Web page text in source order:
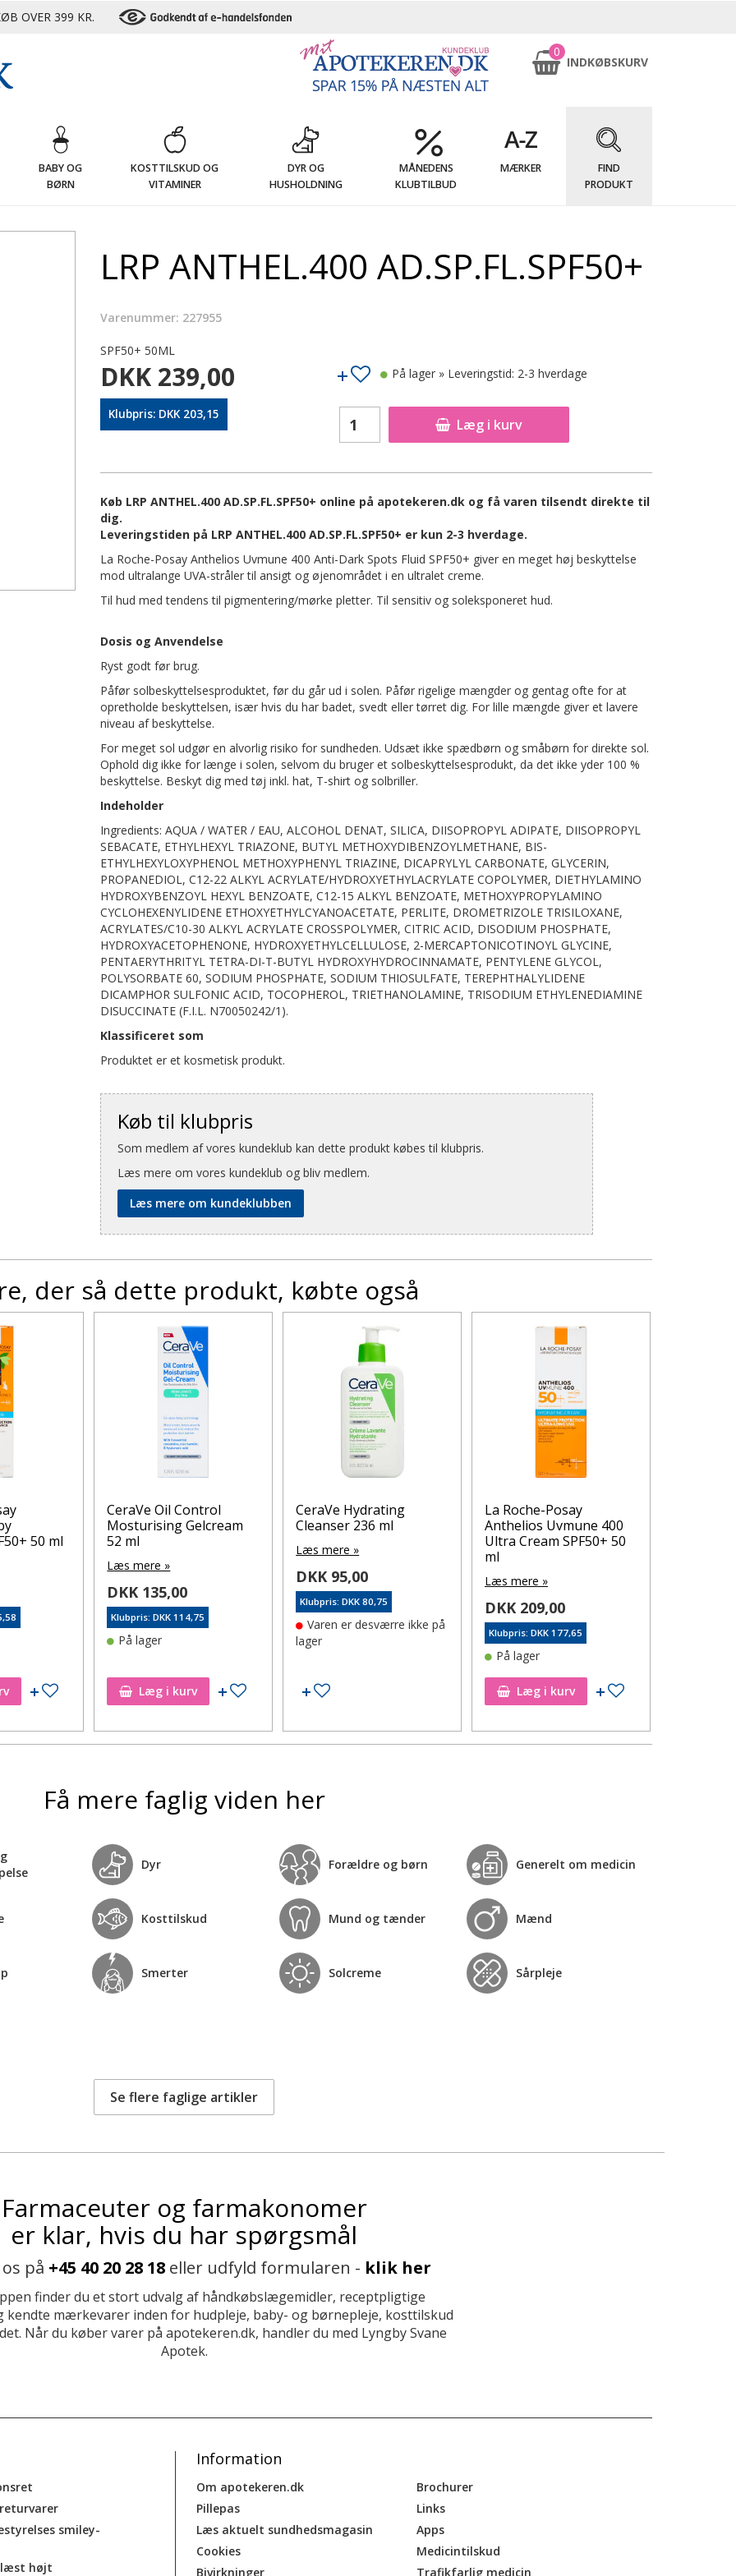
OVER 399 KR.
0
INDKØBSKURV
BABY OG
BØRN
KOSTTILSKUD OG
VITAMINER
DYR OG
HUSHOLDNING
MÅNEDENS
KLUBTILBUD
MÆRKER
FIND
PRODUKT
LRP ANTHEL.400 AD.SP.FL.SPF50+
Varenummer: 227955
SPF50+ 50ML
DKK 239,00
Klubpris: DKK 203,15
Læg i kurv
På lager » Leveringstid: 2-3 hverdage
Køb LRP ANTHEL.400 AD.SP.FL.SPF50+ online på apotekeren.dk og få varen tilsendt direkte til
dig.
Leveringstiden på LRP ANTHEL.400 AD.SP.FL.SPF50+ er kun 2-3 hverdage.
La Roche-Posay Anthelios Uvmune 400 Anti-Dark Spots Fluid SPF50+ giver en meget høj beskyttelse
mod ultralange UVA-stråler til ansigt og øjenområdet i en ultralet creme.
Til hud med tendens til pigmentering/mørke pletter. Til sensitiv og soleksponeret hud.
Dosis og Anvendelse
Ryst godt før brug.
Påfør solbeskyttelsesproduktet, før du går ud i solen. Påfør rigelige mængder og gentag ofte for at
opretholde beskyttelsen, især hvis du har badet, svedt eller tørret dig. For lille mængde giver et lavere
niveau af beskyttelse.
For meget sol udgør en alvorlig risiko for sundheden. Udsæt ikke spædbørn og småbørn for direkte sol.
Ophold dig ikke for længe i solen, selvom du bruger et solbeskyttelsesprodukt, da det ikke yder 100 %
beskyttelse. Beskyt dig med tøj inkl. hat, T-shirt og solbriller.
Indeholder
Ingredients: AQUA / WATER / EAU, ALCOHOL DENAT, SILICA, DIISOPROPYL ADIPATE, DIISOPROPYL
SEBACATE, ETHYLHEXYL TRIAZONE, BUTYL METHOXYDIBENZOYLMETHANE, BIS-
ETHYLHEXYLOXYPHENOL METHOXYPHENYL TRIAZINE, DICAPRYLYL CARBONATE, GLYCERIN,
PROPANEDIOL, C12-22 ALKYL ACRYLATE/HYDROXYETHYLACRYLATE COPOLYMER, DIETHYLAMINO
HYDROXYBENZOYL HEXYL BENZOATE, C12-15 ALKYL BENZOATE, METHOXYPROPYLAMINO
CYCLOHEXENYLIDENE ETHOXYETHYLCYANOACETATE, PERLITE, DROMETRIZOLE TRISILOXANE,
ACRYLATES/C10-30 ALKYL ACRYLATE CROSSPOLYMER, CITRIC ACID, DISODIUM PHOSPHATE,
HYDROXYACETOPHENONE, HYDROXYETHYLCELLULOSE, 2-MERCAPTONICOTINOYL GLYCINE,
PENTAERYTHRITYL TETRA-DI-T-BUTYL HYDROXYHYDROCINNAMATE, PENTYLENE GLYCOL,
POLYSORBATE 60, SODIUM PHOSPHATE, SODIUM THIOSULFATE, TEREPHTHALYLIDENE
DICAMPHOR SULFONIC ACID, TOCOPHEROL, TRIETHANOLAMINE, TRISODIUM ETHYLENEDIAMINE
DISUCCINATE (F.I.L. N70050242/1).
Klassificeret som
Produktet er et kosmetisk produkt.
Køb til klubpris
Som medlem af vores kundeklub kan dette produkt købes til klubpris.
Læs mere om vores kundeklub og bliv medlem.
Læs mere om kundeklubben
der så dette produkt, købte også
50 ml
Tilføj til ønskeseddel
CeraVe Oil Control
Mosturising Gelcream
52 ml
Læs mere »
DKK 135,00
Klubpris: DKK 114,75
På lager
Læg i kurv Tilføj til ønskeseddel
CeraVe Hydrating
Cleanser 236 ml
Læs mere »
DKK 95,00
Klubpris: DKK 80,75
Varen er desværre ikke på
lager
Tilføj til ønskeseddel
La Roche-Posay
Anthelios Uvmune 400
Ultra Cream SPF50+ 50
ml
Læs mere »
DKK 209,00
Klubpris: DKK 177,65
På lager
Læg i kurv Tilføj til ønskeseddel
Få mere faglig viden her
Dyr Forældre og børn Generelt om medicin
Kosttilskud Mund og tænder Mænd
Smerter Solcreme Sårpleje
Se flere faglige artikler
Farmaceuter og farmakonomer
er klar, hvis du har spørgsmål
på +45 40 20 28 18 eller udfyld formularen - klik her
finder du et stort udvalg af håndkøbslægemidler, receptpligtige
kendte mærkevarer inden for hudpleje, baby- og børnepleje, kosttilskud
Når du køber varer på apotekeren.dk, handler du med Lyngby Svane
Apotek.
smiley-
læst højt
Information
Om apotekeren.dk
Pillepas
Læs aktuelt sundhedsmagasin
Cookies
Bivirkninger
Brochurer
Links
Apps
Medicintilskud
Trafikfarlig medicin